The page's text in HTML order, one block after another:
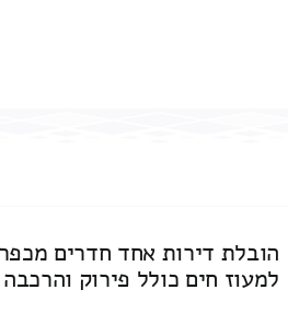
הובלת דירות אחד חדרים
למעוז חים כולל פירוק והרכבה